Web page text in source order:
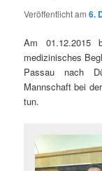
Veröffentlicht am6.
Am 01.12.2015
medizinisches
Passau nach
Mannschaft bei
tun.